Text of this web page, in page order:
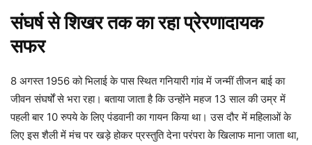
संघर्ष से शिखर तक का रहा प्रेरणादायक
सफर
8 अगस्त 1956 को भिलाई के पास स्थित गनियारी गांव में जन्मीं तीजन बाई का
जीवन संघर्षों से भरा रहा। बताया जाता है कि उन्होंने महज 13 साल की उम्र में
पहली बार 10 रुपये के लिए पंडवानी का गायन किया था। उस दौर में महिलाओं के
लिए इस शैली में मंच पर खड़े होकर प्रस्तुति देना परंपरा के खिलाफ माना जाता था,